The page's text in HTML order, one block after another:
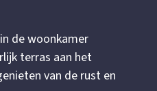
de woonkamer
terras aan het
van de rust en